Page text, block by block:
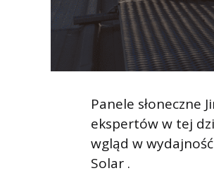
Panele słoneczne
ekspertów w tej
wgląd w
Solar .